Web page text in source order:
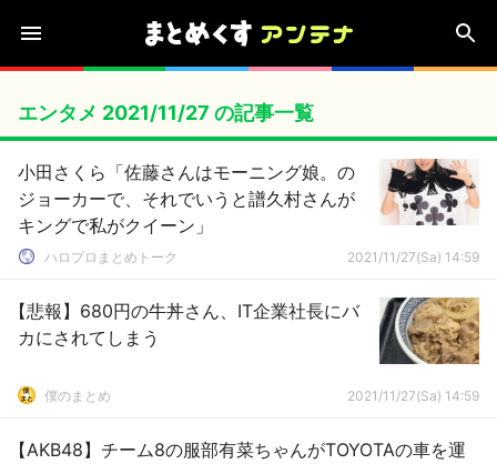
エンタメ 2021/11/27 の記事一覧
小田さくら「佐藤さんはモーニング娘。の
ジョーカーで、それでいうと譜久村さんが
キングで私がクイーン」
ハロプロまとめトーク 2021/11/27(Sa) 14:59
【悲報】680円の牛丼さん、IT企業社長にバ
カにされてしまう
僕のまとめ 2021/11/27(Sa) 14:59
【AKB48】チーム8の服部有菜ちゃんがTOYOTAの車を運